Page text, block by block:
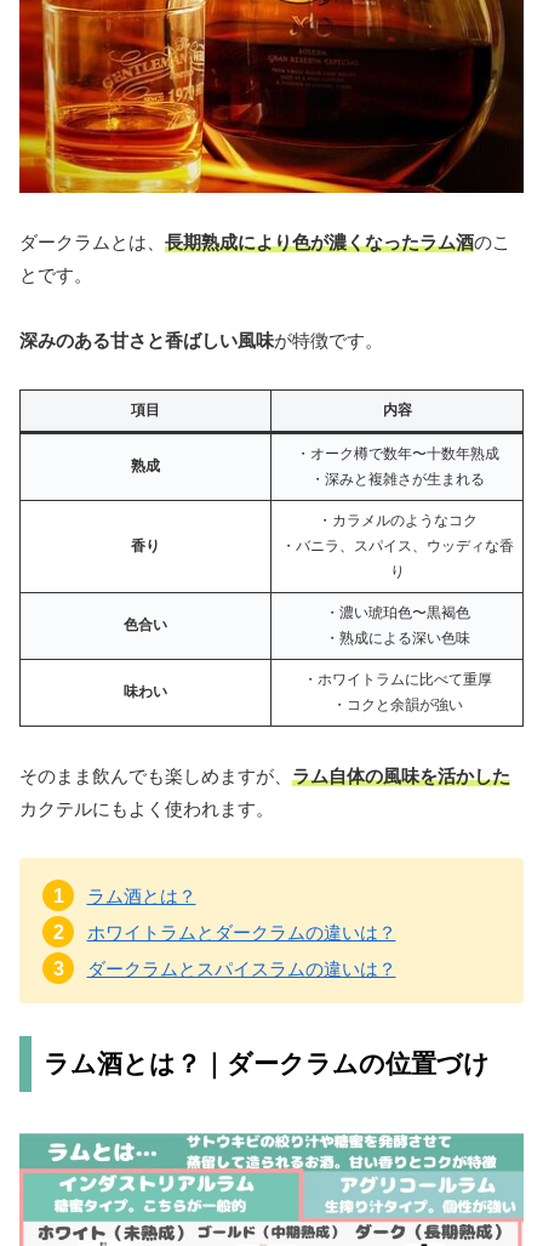
ダークラムとは、 長期熟成により色が濃くなったラム酒のこ
とです。
深みのある甘さと香ばしい風味が特徴です。
項目 内容
熟成
・オーク樽で数年〜十数年熟成
・深みと複雑さが生まれる
香り
・カラメルのようなコク
・バニラ、スパイス、ウッディな香
り
色合い
・濃い琥珀色〜黒褐色
・熟成による深い色味
味わい
・ホワイトラムに比べて重厚
・コクと余韻が強い
そのまま飲んでも楽しめますが、 ラム自体の風味を活かした
カクテルにもよく使われます。
ラム酒とは？
ホワイトラムとダークラムの違いは？
ダークラムとスパイスラムの違いは？
ラム酒とは？｜ダークラムの位置づけ